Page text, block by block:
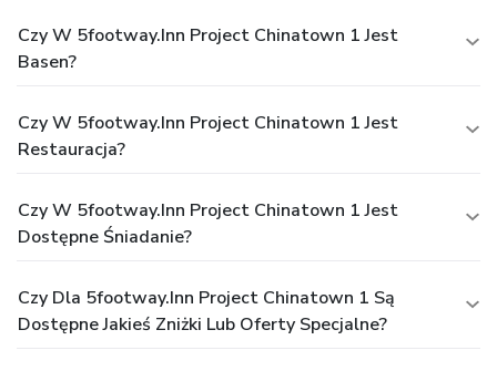
Czy W 5footway.inn Project Chinatown 1 Jest
Basen?
Czy W 5footway.inn Project Chinatown 1 Jest
Restauracja?
Czy W 5footway.inn Project Chinatown 1 Jest
Dostępne Śniadanie?
Czy Dla 5footway.inn Project Chinatown 1 Są
Dostępne Jakieś Zniżki Lub Oferty Specjalne?